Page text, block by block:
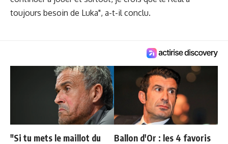
toujours besoin de Luka", a-t-il conclu.
"Si tu mets le maillot du
Ballon d'Or : les 4 favoris